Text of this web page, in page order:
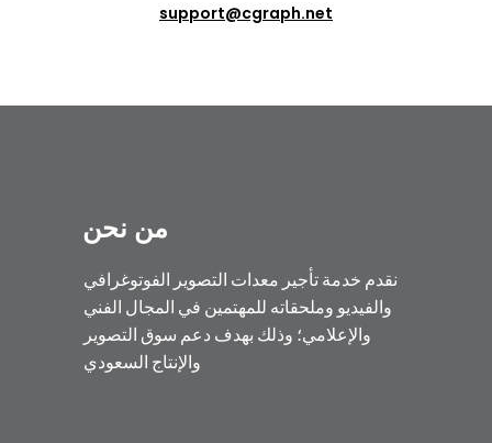
support@cgraph.net
من نحن
نقدم خدمة تأجير معدات التصوير الفوتوغرافي
والفيديو وملحقاته للمهتمين في المجال الفني
والإعلامي؛ وذلك بهدف دعم سوق التصوير
والإنتاج السعودي